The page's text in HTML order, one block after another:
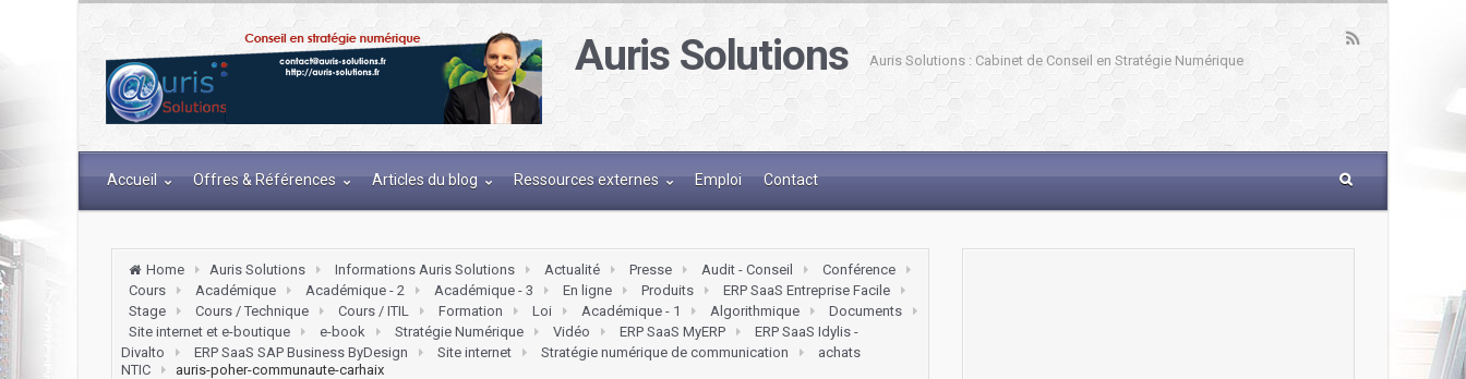
Auris Solutions Auris Solutions : Cabinet de Conseil en Stratégie Numérique
Accueil Offres & Références Articles du blog Ressources externes Emploi Contact
Home Auris Solutions Informations Auris Solutions Actualité Presse Audit - Conseil
Conférence
Cours
Académique Académique - 2 Académique - 3 En ligne Produits
ERP SaaS Entreprise Facile
Stage
Cours / Technique Cours / ITIL Formation Loi Académique - 1 Algorithmique
Documents
Site internet et e-boutique
e-book Stratégie Numérique Vidéo ERP SaaS MyERP
ERP SaaS Idylis -
Divalto
ERP SaaS SAP Business ByDesign Site internet Stratégie numérique de communication
achats
NTIC
auris-poher-communaute-carhaix